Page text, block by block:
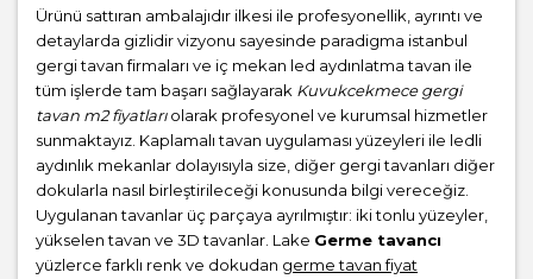
Ürünü sattıran ambalajıdır ilkesi ile profesyonellik, ayrıntı ve
detaylarda gizlidir vizyonu sayesinde paradigma istanbul
gergi tavan firmaları ve iç mekan led aydınlatma tavan ile
tüm işlerde tam başarı sağlayarak Kuvukcekmece gergi
tavan m2 fiyatlarıolarak profesyonel ve kurumsal hizmetler
sunmaktayız. Kaplamalı tavan uygulaması yüzeyleri ile ledli
aydınlık mekanlar dolayısıyla size, diğer gergi tavanları diğer
dokularla nasıl birleştirileceği konusunda bilgi vereceğiz.
Uygulanan tavanlar üç parçaya ayrılmıştır: iki tonlu yüzeyler,
yükselen tavan ve 3D tavanlar. Lake Germe tavancı
yüzlerce farklı renk ve dokudan germe tavan fiyat